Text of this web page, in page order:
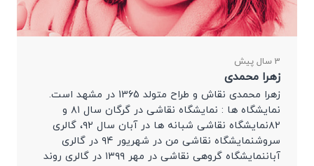
3 سال پیش
زهرا محمدی
زهرا محمدی نقاش و طراح متولد 1365 در مشهد است.
نمایشگاه ها : نمایشگاه نقاشی در گرگان سال ۸۱ و
۸۲نمایشگاه نقاشی شبانه ها در آبان سال ۹۲، گالری
سروشنمایشگاه نقاشی من در شهریور ۹۴ در گالری
آباننمایشگاه گروهی نقاشی در مهر ۱۳۹۹ در گالری روند